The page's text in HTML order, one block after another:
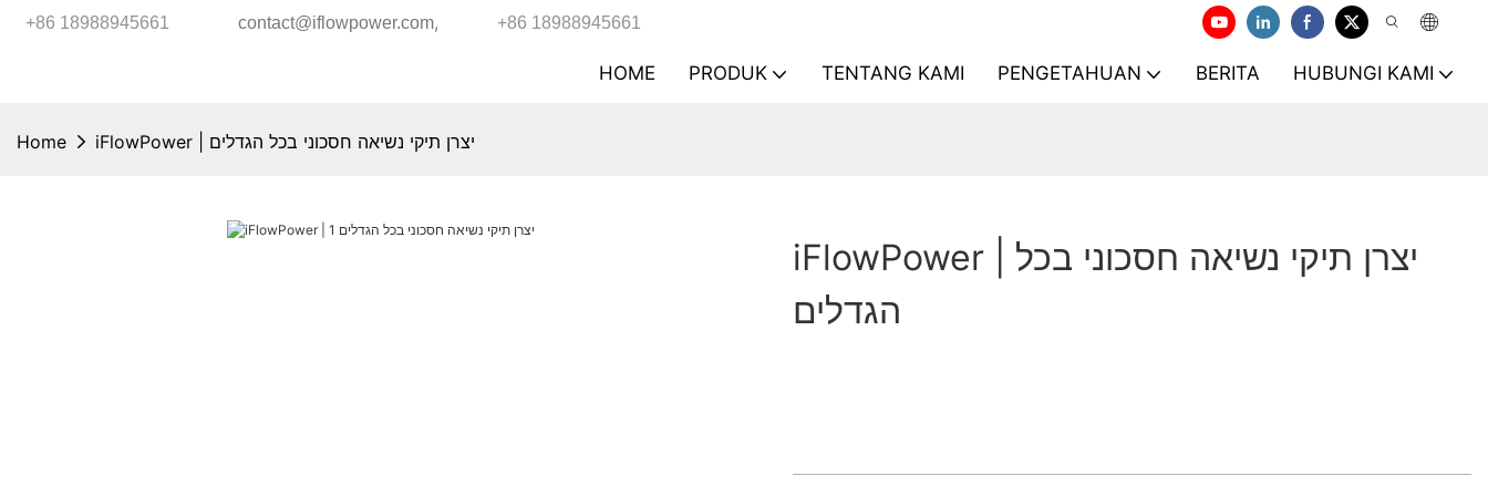
+86 18988945661 contact@iflowpower.com, +86 18988945661
HOME PRODUK TENTANG KAMI PENGETAHUAN BERITA HUBUNGI KAMI
Home iFlowPower | יצרן תיקי נשיאה חסכוני בכל הגדלים
iFlowPower | יצרן תיקי נשיאה חסכוני בכל
הגדלים